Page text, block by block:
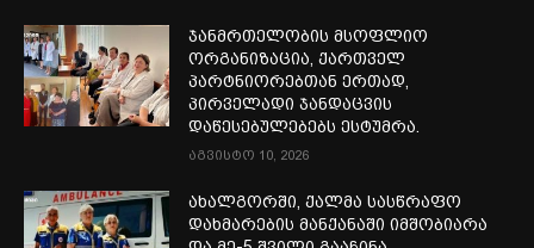
ჯანმრთელობის მსოფლიო
ორგანიზაცია, ქართველ
პარტნიორებთან ერთად,
პირველადი ჯანდაცვის
დაწესებულებებს ესტუმრა.
აგვისტო 10, 2026
ახალგორში, ქალმა სასწრაფო
დახმარების მანქანაში იმშობიარა